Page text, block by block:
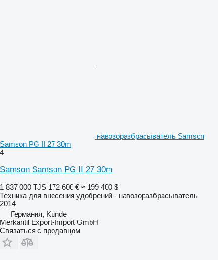
навозоразбрасыватель Samson
Samson PG II 27 30m
4
Samson Samson PG II 27 30m
1 837 000 TJS 172 600 € ≈ 199 400 $
Техника для внесения удобрений - навозоразбрасыватель
2014
Германия, Kunde
Merkantil Export-Import GmbH
Связаться с продавцом